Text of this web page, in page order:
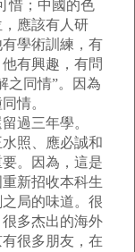
惜；中國的色
應該有人研
學術訓練，有
有興趣，有問
之同情”。因為
情。
過三年學。
照、應必誠和
。因為，這是
新招收本科生
局的味道。很
多杰出的海外
很多朋友，在